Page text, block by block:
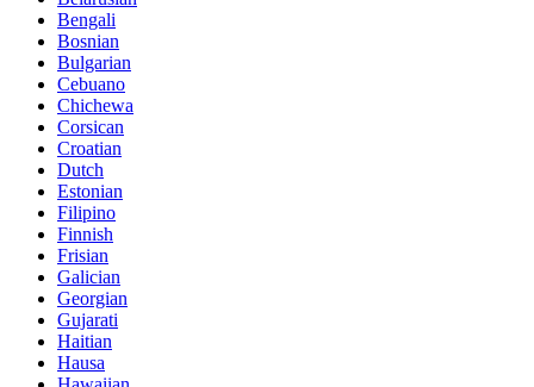
Bengali
Bosnian
Bulgarian
Cebuano
Chichewa
Corsican
Croatian
Dutch
Estonian
Filipino
Finnish
Frisian
Galician
Georgian
Gujarati
Haitian
Hausa